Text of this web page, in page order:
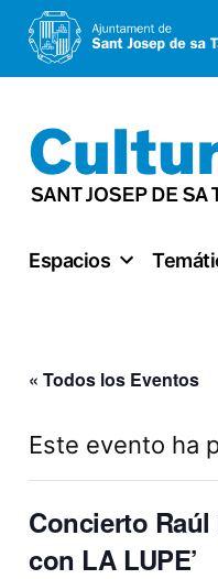
al
contenido
Espacios
« Todos los Eventos
Este evento ha
Concierto Raúl
con LA LUPE’